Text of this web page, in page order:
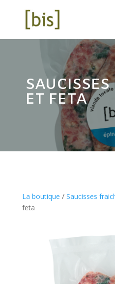
ET FETA
La boutique / Saucisses
feta